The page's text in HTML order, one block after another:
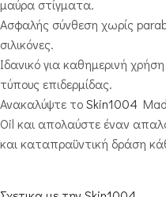
μαύρα στίγματα.
Ασφαλής σύνθεση χωρίς
σιλικόνες.
Ιδανικό για καθημερινή
τύπους επιδερμίδας.
Ανακαλύψτε τοSkin1004
Oil και απολαύστε έναν
και καταπραϋντική δράση